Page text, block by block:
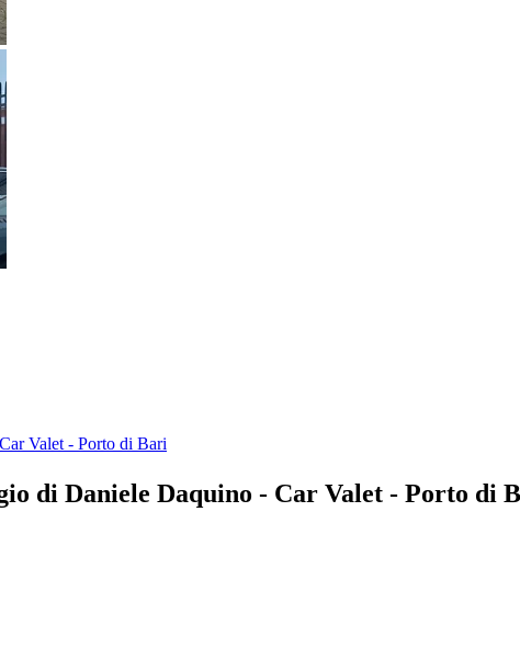
Valet - Porto di Bari
di Daniele Daquino - Car Valet - Porto di